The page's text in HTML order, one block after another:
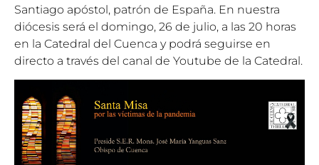
Santiago apóstol, patrón de España. En nuestra
diócesis será el domingo, 26 de julio, a las 20 horas
en la Catedral del Cuenca y podrá seguirse en
directo a través del canal de Youtube de la Catedral.